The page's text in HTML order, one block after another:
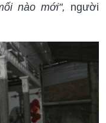
nào mới", người